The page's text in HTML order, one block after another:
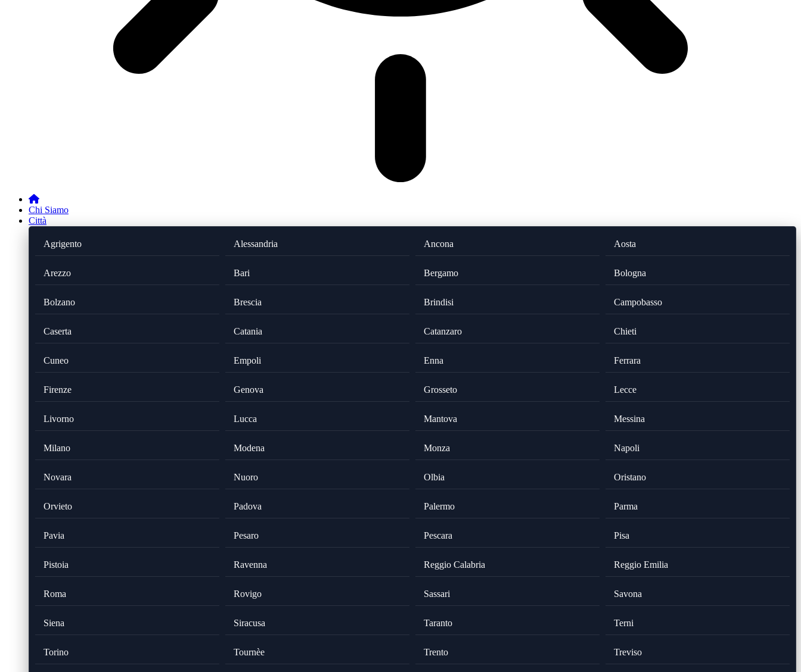
Chi Siamo
Città
Agrigento Alessandria Ancona Aosta
Arezzo Bari Bergamo Bologna
Bolzano Brescia Brindisi Campobasso
Caserta Catania Catanzaro Chieti
Cuneo Empoli Enna Ferrara
Firenze Genova Grosseto Lecce
Livorno Lucca Mantova Messina
Milano Modena Monza Napoli
Novara Nuoro Olbia Oristano
Orvieto Padova Palermo Parma
Pavia Pesaro Pescara Pisa
Pistoia Ravenna Reggio Calabria Reggio Emilia
Roma Rovigo Sassari Savona
Siena Siracusa Taranto Terni
Torino Tournèe Trento Treviso